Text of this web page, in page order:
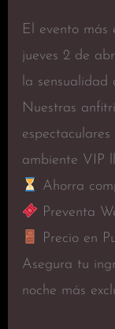
El evento más
jueves 2 de
la sensualidad
Nuestras
ambiente VIP
Ahorra
Preventa
Precio en
Asegura tu
noche más